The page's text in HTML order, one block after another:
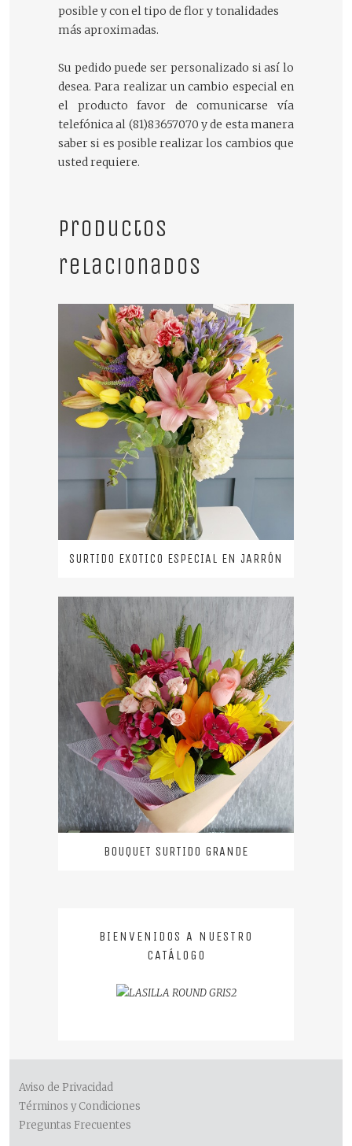
posible y con el tipo de flor y tonalidades
más aproximadas.
Su pedido puede ser personalizado si así lo
desea. Para realizar un cambio especial en
el producto favor de comunicarse vía
telefónica al (81)83657070 y de esta manera
saber si es posible realizar los cambios que
usted requiere.
Productos
relacionados
SURTIDO EXOTICO ESPECIAL EN JARRÓN
BOUQUET SURTIDO GRANDE
BIENVENIDOS A NUESTRO
CATÁLOGO
Aviso de Privacidad
Términos y Condiciones
Preguntas Frecuentes